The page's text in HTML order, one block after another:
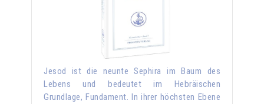
Jesod ist die neunte Sephira im Baum des
Lebens und bedeutet im Hebräischen
Grundlage, Fundament. In ihrer höchsten Ebene